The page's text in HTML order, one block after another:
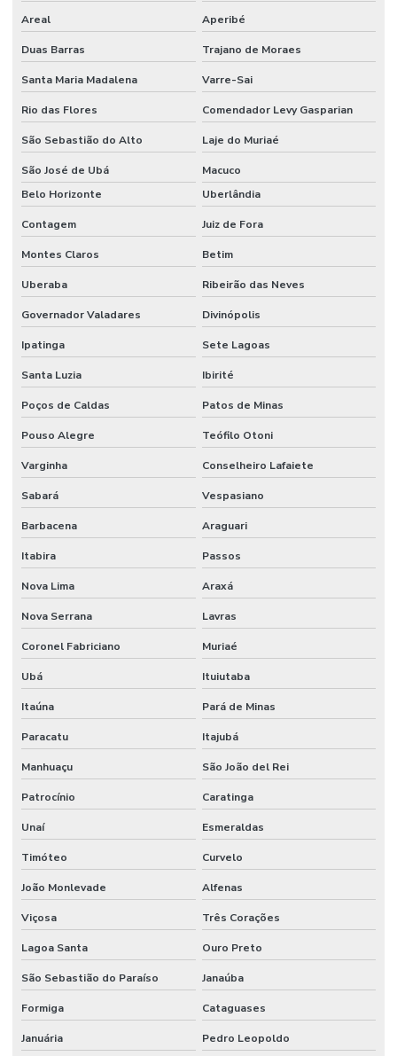
Areal Aperibé
Duas Barras Trajano de Moraes
Santa Maria Madalena Varre-Sai
Rio das Flores Comendador Levy Gasparian
São Sebastião do Alto Laje do Muriaé
São José de Ubá
Macuco
Belo Horizonte
Uberlândia
Contagem Juiz de Fora
Montes Claros Betim
Uberaba Ribeirão das Neves
Governador Valadares Divinópolis
Ipatinga Sete Lagoas
Santa Luzia Ibirité
Poços de Caldas Patos de Minas
Pouso Alegre Teófilo Otoni
Varginha Conselheiro Lafaiete
Sabará Vespasiano
Barbacena Araguari
Itabira Passos
Nova Lima Araxá
Nova Serrana Lavras
Coronel Fabriciano Muriaé
Ubá Ituiutaba
Itaúna Pará de Minas
Paracatu Itajubá
Manhuaçu São João del Rei
Patrocínio Caratinga
Unaí Esmeraldas
Timóteo Curvelo
João Monlevade Alfenas
Viçosa Três Corações
Lagoa Santa Ouro Preto
São Sebastião do Paraíso Janaúba
Formiga Cataguases
Januária Pedro Leopoldo